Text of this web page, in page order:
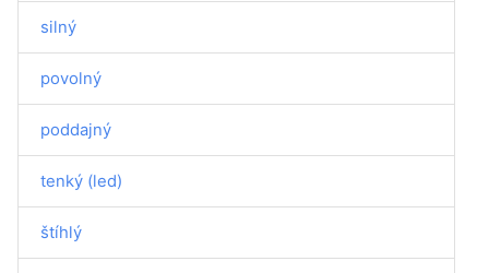
silný
povolný
poddajný
tenký (led)
štíhlý